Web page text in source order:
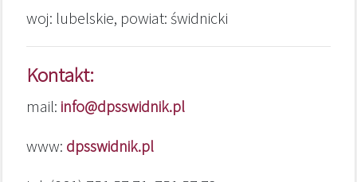
woj: lubelskie, powiat: świdnicki
Kontakt:
mail: info@dpsswidnik.pl
www: dpsswidnik.pl